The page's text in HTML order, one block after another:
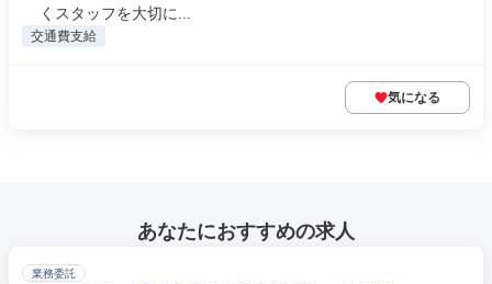
くスタッフを大切に...
交通費支給
気になる
あなたにおすすめの求人
業務委託